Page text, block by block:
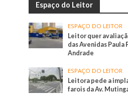
Espaço do Leitor
ESPAÇO DO LEITOR
Leitor quer
das Avenidas
Andrade
ESPAÇO DO LEITOR
Leitora pede a
farois da Av.